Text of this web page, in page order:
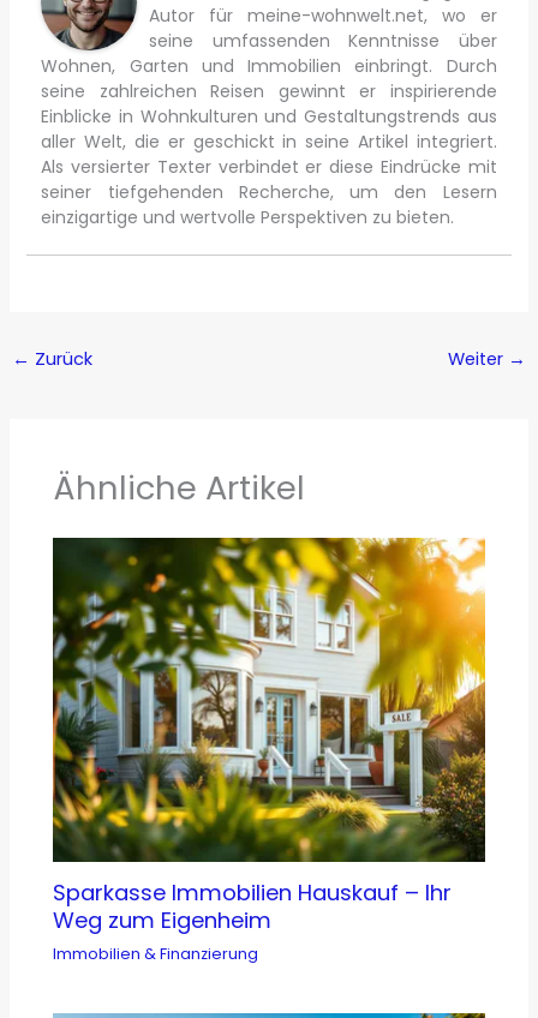
Autor für meine-wohnwelt.net, wo er
seine umfassenden Kenntnisse über
Wohnen, Garten und Immobilien einbringt. Durch
seine zahlreichen Reisen gewinnt er inspirierende
Einblicke in Wohnkulturen und Gestaltungstrends aus
aller Welt, die er geschickt in seine Artikel integriert.
Als versierter Texter verbindet er diese Eindrücke mit
seiner tiefgehenden Recherche, um den Lesern
einzigartige und wertvolle Perspektiven zu bieten.
← Zurück Weiter →
Ähnliche Artikel
Sparkasse Immobilien Hauskauf – Ihr
Weg zum Eigenheim
Immobilien & Finanzierung